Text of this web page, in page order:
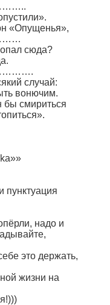
«Опущенья»,
сюда?
случай:
вонючим.
бы смириться
пунктуация
надо и
это держать,
жизни на